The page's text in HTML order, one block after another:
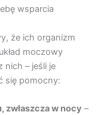
wsparcia
że ich organizm
moczowy
nich – jeśli je
się pomocny:
zwłaszcza w nocy –